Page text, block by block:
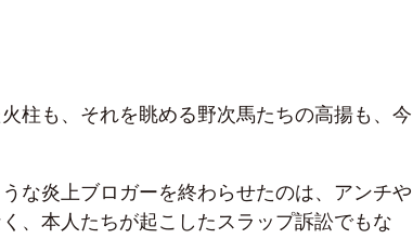
柱も、それを眺める野次馬たちの高揚も、今
な炎上ブロガーを終わらせたのは、アンチや
、本人たちが起こしたスラップ訴訟でもな